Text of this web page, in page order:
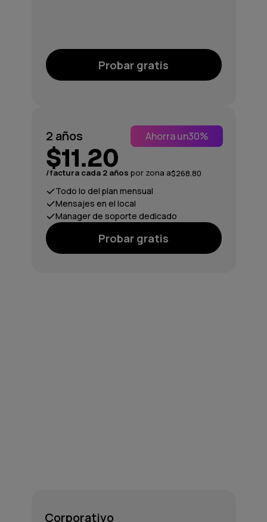
Probar gratis
2 años Ahorra un30%
$11.20
/factura cada 2 años por zona a$268.80
Todo lo del plan mensual
Mensajes en el local
Manager de soporte dedicado
Probar gratis
Corporativo